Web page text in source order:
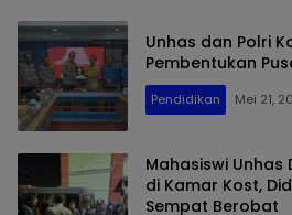
Unhas dan Polri
Pembentukan
Pendidikan Mei 21,
Mahasiswi Unhas
di Kamar Kost,
Sempat Berobat